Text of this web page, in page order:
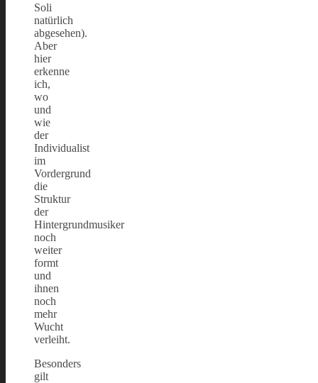
Soli
natürlich
abgesehen).
Aber
hier
erkenne
ich,
wo
und
wie
der
Individualist
im
Vordergrund
die
Struktur
der
Hintergrundmusiker
noch
weiter
formt
und
ihnen
noch
mehr
Wucht
verleiht.
Besonders
gilt